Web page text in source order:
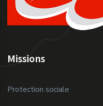
Missions
Protection sociale